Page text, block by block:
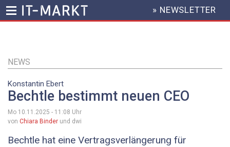
Inhalt
HEADER
MENU
» NEWSLETTER
NEWS
Konstantin Ebert
Bechtle bestimmt neuen CEO
Mo 10.11.2025 - 11:08 Uhr
von Chiara Binder und dwi
Bechtle hat eine Vertragsverlängerung für